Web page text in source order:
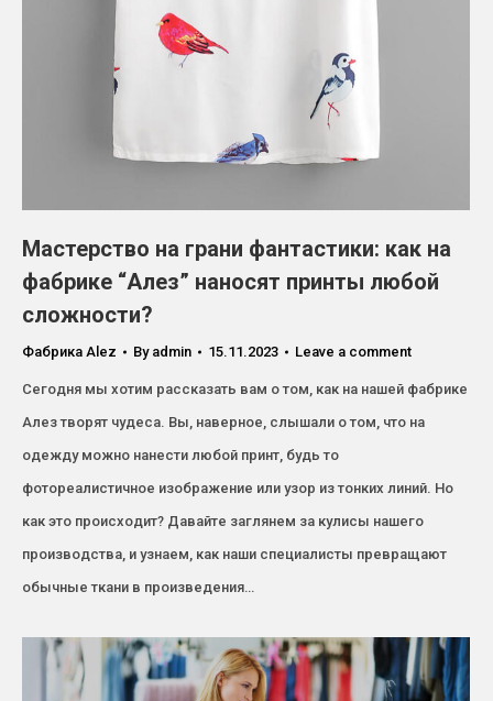
Мастерство на грани фантастики: как на
фабрике “Алез” наносят принты любой
сложности?
Фабрика Alez​ By admin 15.11.2023 Leave a comment
Сегодня мы хотим рассказать вам о том, как на нашей фабрике
Алез творят чудеса. Вы, наверное, слышали о том, что на
одежду можно нанести любой принт, будь то
фотореалистичное изображение или узор из тонких линий. Но
как это происходит? Давайте заглянем за кулисы нашего
производства, и узнаем, как наши специалисты превращают
обычные ткани в произведения…